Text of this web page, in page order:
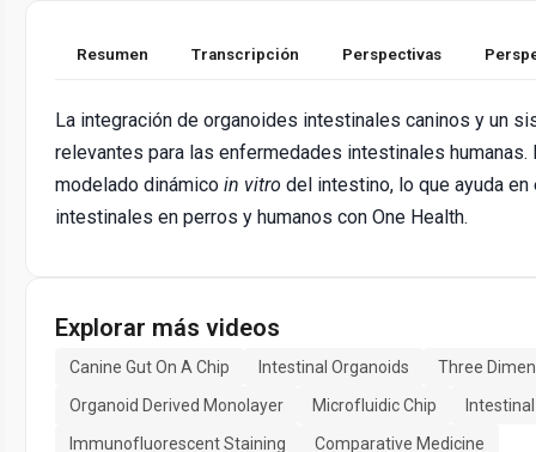
Resumen Transcripción Perspectivas
La integración de organoides intestinales caninos y un
relevantes para las enfermedades intestinales
modelado dinámico in vitro del intestino, lo que ayuda
intestinales en perros y humanos con One Health.
Explorar más videos
Canine Gut On A Chip Intestinal Organoids
Three
Organoid Derived Monolayer
Microfluidic Chip
Immunofluorescent Staining
Comparative Medicine